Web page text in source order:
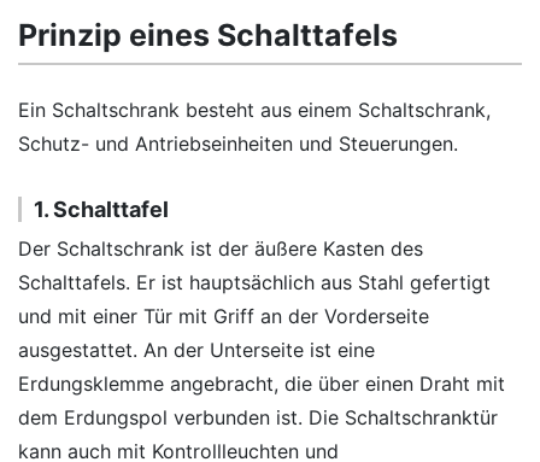
Prinzip eines Schalttafels
Ein Schaltschrank besteht aus einem Schaltschrank,
Schutz- und Antriebseinheiten und Steuerungen.
1. Schalttafel
Der Schaltschrank ist der äußere Kasten des
Schalttafels. Er ist hauptsächlich aus Stahl gefertigt
und mit einer Tür mit Griff an der Vorderseite
ausgestattet. An der Unterseite ist eine
Erdungsklemme angebracht, die über einen Draht mit
dem Erdungspol verbunden ist. Die Schaltschranktür
kann auch mit Kontrollleuchten und